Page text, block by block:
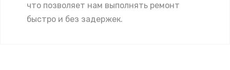
что позволяет нам выполнять ремонт
быстро и без задержек.